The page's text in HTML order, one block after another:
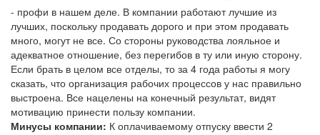
- профи в нашем деле. В компании работают лучшие из
лучших, поскольку продавать дорого и при этом продавать
много, могут не все. Со стороны руководства лояльное и
адекватное отношение, без перегибов в ту или иную сторону.
Если брать в целом все отделы, то за 4 года работы я могу
сказать, что организация рабочих процессов у нас правильно
выстроена. Все нацелены на конечный результат, видят
мотивацию принести пользу компании.
Минусы компании: К оплачиваемому отпуску ввести 2